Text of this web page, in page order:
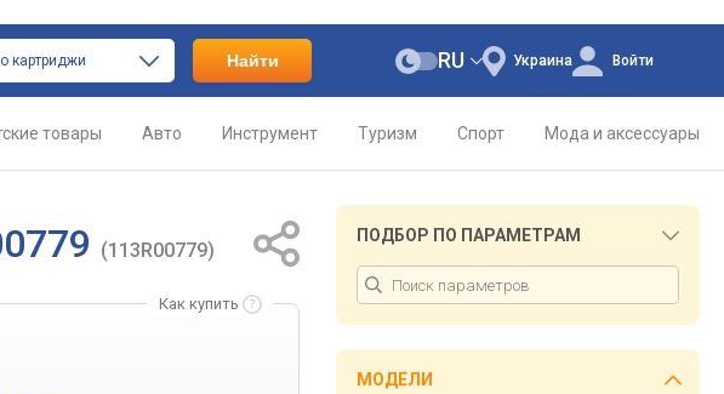
картриджи Найти Украина
RU Войти
товары Авто Инструмент Туризм Спорт Мода и аксессуары
(113R00779)
Как купить
ПОДБОР ПО ПАРАМЕТРАМ
МОДЕЛИ